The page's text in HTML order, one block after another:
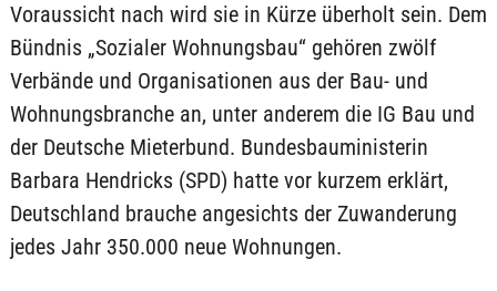
Voraussicht nach wird sie in Kürze überholt sein. Dem
Bündnis „Sozialer Wohnungsbau“ gehören zwölf
Verbände und Organisationen aus der Bau- und
Wohnungsbranche an, unter anderem die IG Bau und
der Deutsche Mieterbund. Bundesbauministerin
Barbara Hendricks (SPD) hatte vor kurzem erklärt,
Deutschland brauche angesichts der Zuwanderung
jedes Jahr 350.000 neue Wohnungen.